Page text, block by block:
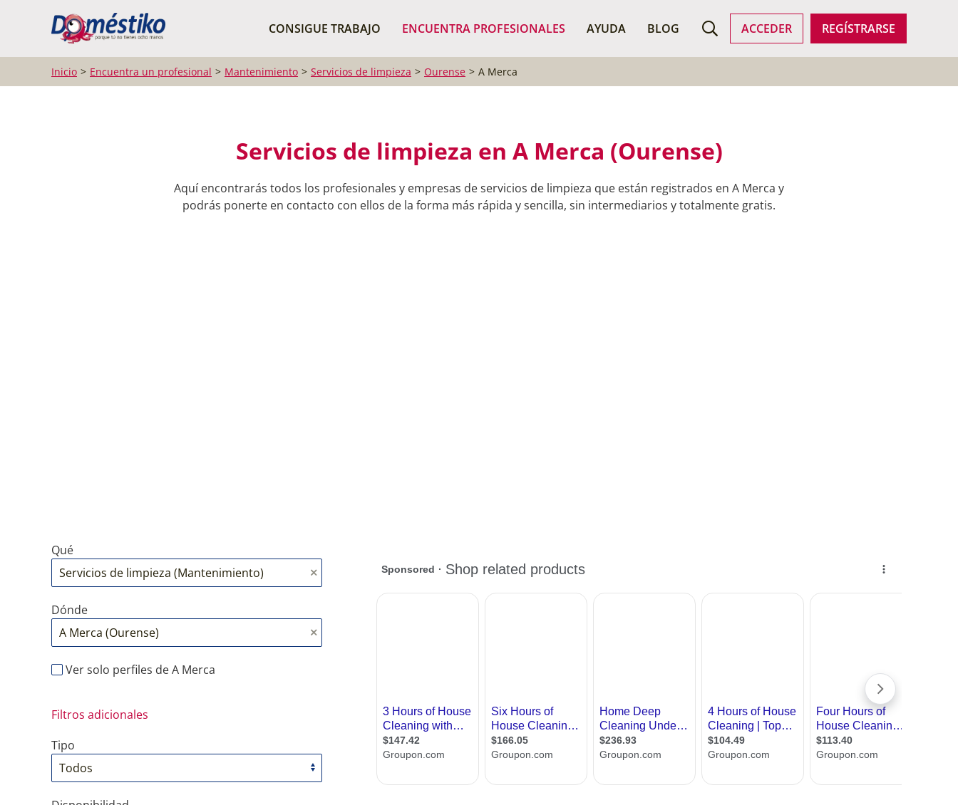
CONSIGUE TRABAJO ENCUENTRA PROFESIONALES AYUDA BLOG ACCEDER REGÍSTRARSE
BUSCAR PROFESIONALES
Inicio Encuentra un profesional Mantenimiento Servicios de limpieza Ourense A Merca
Servicios de limpieza en A Merca (Ourense)
Aquí encontrarás todos los profesionales y empresas de servicios de limpieza que están registrados en A Merca y
podrás ponerte en contacto con ellos de la forma más rápida y sencilla, sin intermediarios y totalmente gratis.
Qué
Dónde
Ver solo perfiles de A Merca
Filtros adicionales
Tipo